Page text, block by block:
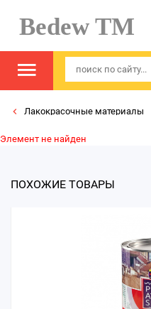
Bedew TM
Лакокрасочные материалы
Элемент не найден
ПОХОЖИЕ ТОВАРЫ